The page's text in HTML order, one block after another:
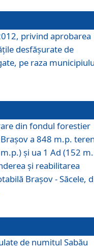
privind aprobarea
desfăşurate de
pe raza
din fondul forestier
a 848 m.p.
şi ua 1 Ad (152
şi reabilitarea
Braşov - Săcele,
de numitul Sabău